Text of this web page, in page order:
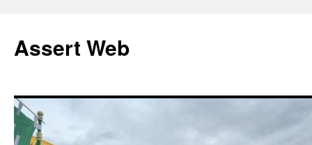
テ
ン
ス
キ
ッ
プ
Assert Web